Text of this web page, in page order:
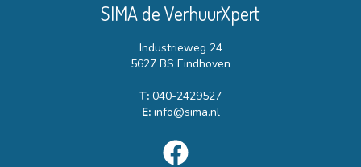
SIMA de VerhuurXpert
Industrieweg 24
5627 BS Eindhoven
T: 040-2429527
E: info@sima.nl